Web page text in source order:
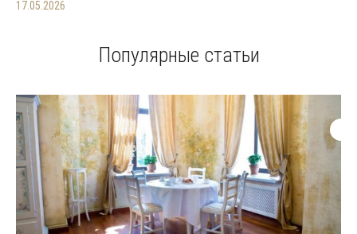
17.05.2026
Популярные статьи